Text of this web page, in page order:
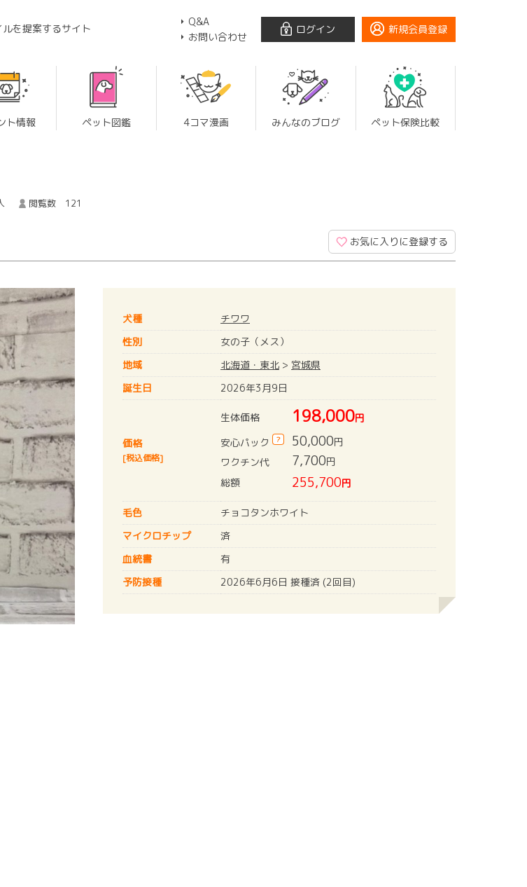
を提案するサイト
Q&A
お問い合わせ
ログイン 新規会員登録
ト情報 ペット図鑑 4コマ漫画 みんなのブログ ペット保険比較
閲覧数 121
お気に入りに登録する
犬種
チワワ
性別
女の子（メス）
地域
北海道・東北 > 宮城県
誕生日
2026年3月9日
価格
[税込価格]
生体価格 198,000円
安心パック
? 50,000円
ワクチン代
7,700円
総額
255,700円
毛色
チョコタンホワイト
マイクロチップ
済
血統書
有
予防接種
2026年6月6日 接種済 (2回目)